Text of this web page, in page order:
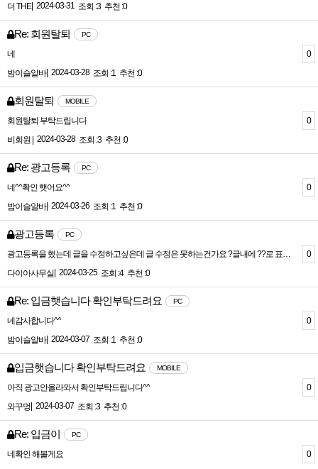
더 THE| 2024-03-31 조회 :3 추천 :0
Re: 회원탈퇴 PC
네
밤이슬알바| 2024-03-28 조회 :1 추천 :0
0
회원탈퇴 MOBILE
회원탈퇴 부탁드립니다
비회원 |
2024-03-28 조회 :3 추천 :0
0
Re: 광고등록 PC
네^^확인 햇어요^^
밤이슬알바| 2024-03-26 조회 :1 추천 :0
0
광고등록 PC
광고등록을 했는데 글을 수정하고싶은데 글 수정은 못하는건가요 ?글내에 ??로 표시되는부분들을 지우고 싶습니다 ;
다이아사무실 2024-03-25 조회 :4 추천 :0
0
Re: 입금햇습니다 확인부탁드려요 PC
네감사합니다^^
밤이슬알바| 2024-03-07 조회 :1 추천 :0
0
입금햇습니다 확인부탁드려요 MOBILE
아직 광고안올라와서 확인부탁드립니다^^
와꾸멍 2024-03-07 조회 :3 추천 :0
0
Re: 입금이 PC
네확인 해볼게요
0